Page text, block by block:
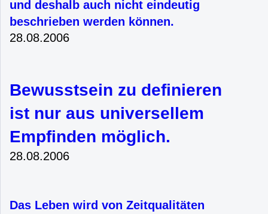
und deshalb auch nicht eindeutig
beschrieben werden können.
28.08.2006
Bewusstsein zu definieren
ist nur aus universellem
Empfinden möglich.
28.08.2006
Das Leben wird von Zeitqualitäten